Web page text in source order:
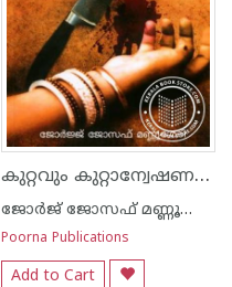
കുറ്റവും കുറ്റാന്വേഷണവും ആലുവ കൂട്ടക്കൊല മുതല്‍
ജോര്‍ജ് ജോസഫ് മണ്ണൂശ്ശേരി
Poorna Publications
Add to Cart